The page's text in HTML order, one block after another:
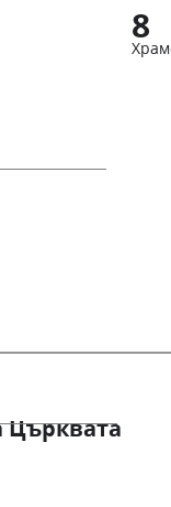
8
Църквата